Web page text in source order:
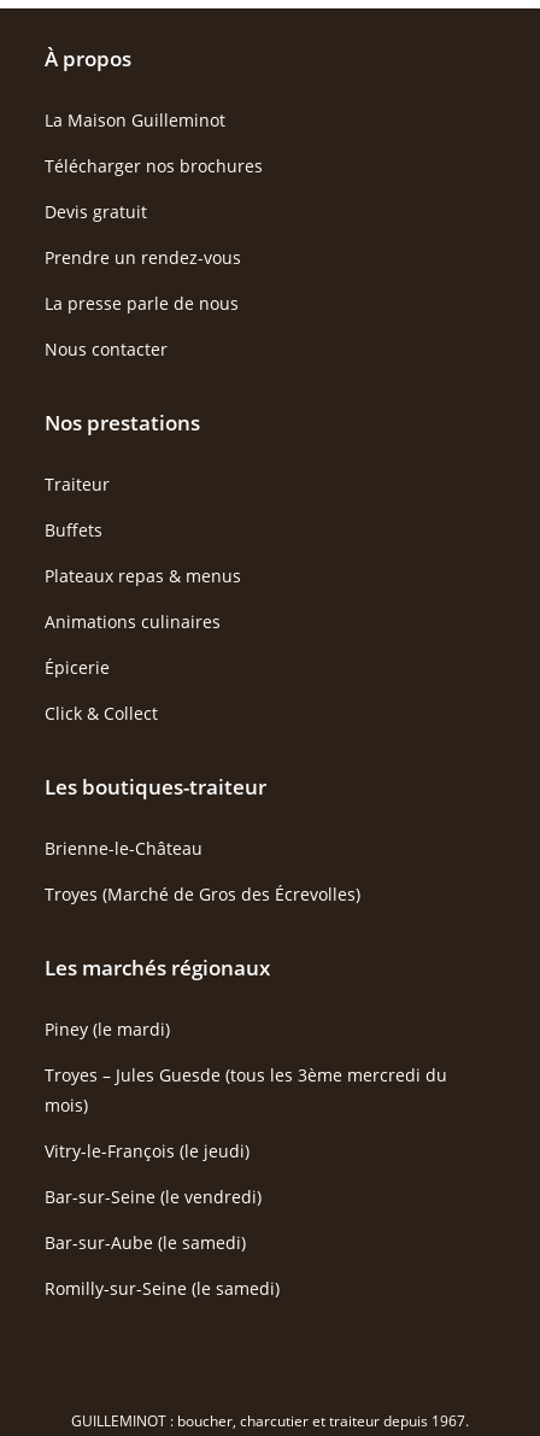
À propos
La Maison Guilleminot
Télécharger nos brochures
Devis gratuit
Prendre un rendez-vous
La presse parle de nous
Nous contacter
Nos prestations
Traiteur
Buffets
Plateaux repas & menus
Animations culinaires
Épicerie
Click & Collect
Les boutiques-traiteur
Brienne-le-Château
Troyes (Marché de Gros des Écrevolles)
Les marchés régionaux
Piney (le mardi)
Troyes – Jules Guesde (tous les 3ème mercredi du
mois)
Vitry-le-François (le jeudi)
Bar-sur-Seine (le vendredi)
Bar-sur-Aube (le samedi)
Romilly-sur-Seine (le samedi)
GUILLEMINOT : boucher, charcutier et traiteur depuis 1967.